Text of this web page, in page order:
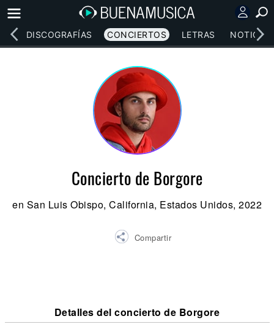
DISCOGRAFÍAS CONCIERTOS LETRAS NOTICIAS
Concierto de Borgore
en San Luis Obispo, California, Estados Unidos, 2022
Compartir
Detalles del concierto de Borgore